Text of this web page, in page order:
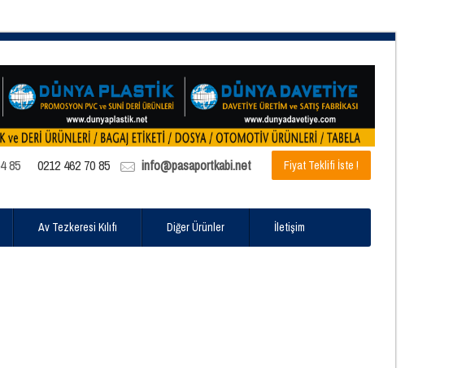
85 0212 462 70 85 info@pasaportkabi.net Fiyat Teklifi İste !
Av Tezkeresi Kılıfı Diğer Ürünler İletişim